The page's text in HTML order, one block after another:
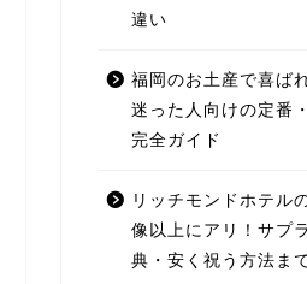
違い
福岡のお土産で喜ば
迷った人向けの定番
完全ガイド
リッチモンドホテル
像以上にアリ！サプ
典・安く祝う方法ま